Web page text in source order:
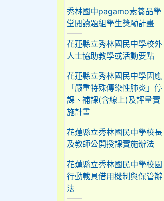
秀林國中pagamo素養品學
堂閱讀題組學生獎勵計畫
花蓮縣立秀林國民中學校外
人士協助教學或活動要點
花蓮縣立秀林國民中學因應
「嚴重特殊傳染性肺炎」停
課、補課(含線上)及評量實
施計畫
花蓮縣立秀林國民中學校長
及教師公開授課實施辦法
花蓮縣立秀林國民中學校園
行動載具借用機制與保管辦
法